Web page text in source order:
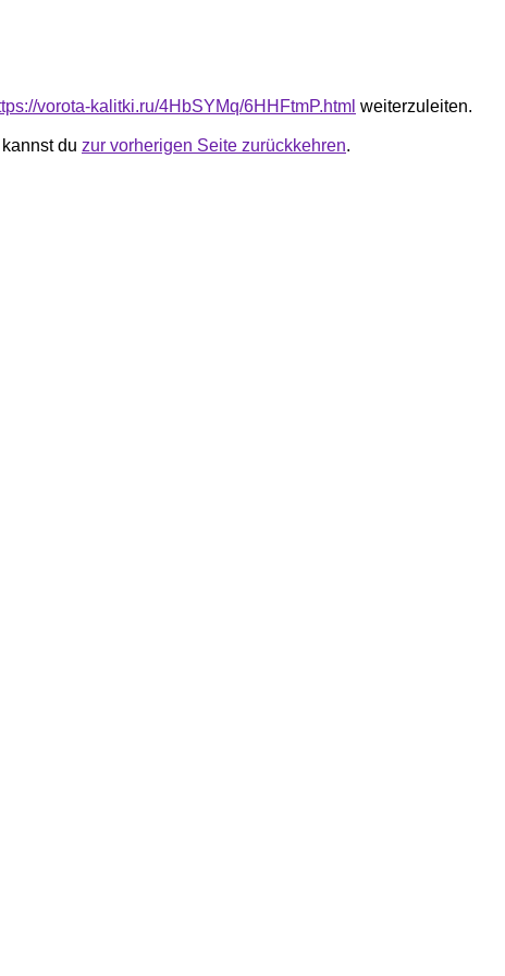
vorota-kalitki.ru/4HbSYMq/6HHFtmP.html weiterzuleiten.
du zur vorherigen Seite zurückkehren.